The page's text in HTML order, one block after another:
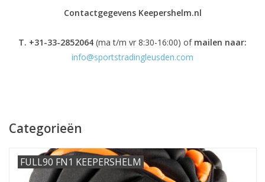
Contactgegevens Keepershelm.nl
T. +31-33-2852064 (ma t/m vr 8:30-16:00) of mailen naar:
info@sportstradingleusden.com
Categorieën
FULL90 FN1 KEEPERSHELM